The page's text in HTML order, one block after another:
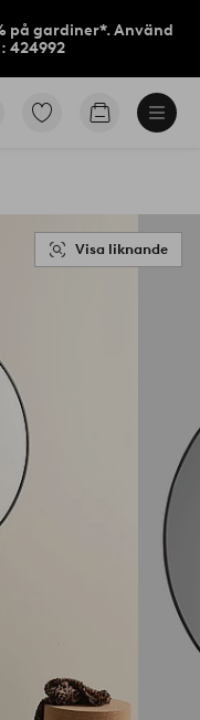
på gardiner*. Använd
424992
Gå
Gå
Visa liknande